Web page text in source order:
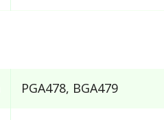
PGA478, BGA479